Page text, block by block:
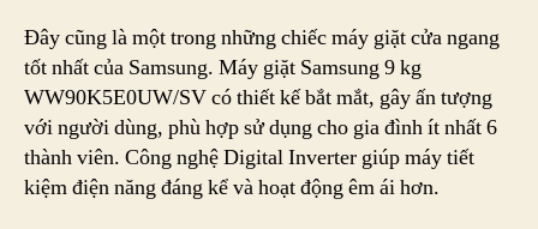
Đây cũng là một trong những chiếc máy giặt cửa ngang
tốt nhất của Samsung. Máy giặt Samsung 9 kg
WW90K5E0UW/SV có thiết kế bắt mắt, gây ấn tượng
với người dùng, phù hợp sử dụng cho gia đình ít nhất 6
thành viên. Công nghệ Digital Inverter giúp máy tiết
kiệm điện năng đáng kể và hoạt động êm ái hơn.